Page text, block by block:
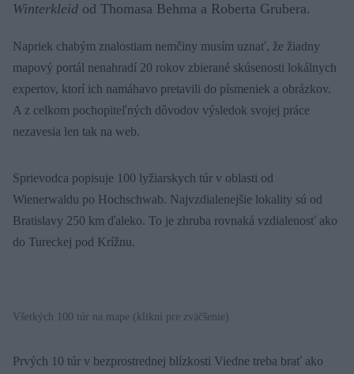
Winterkleid od Thomasa Behma a Roberta Grubera.
Napriek chabým znalostiam nemčiny musím uznať, že žiadny
mapový portál nenahradí 20 rokov zbierané skúsenosti lokálnych
expertov, ktorí ich namáhavo pretavili do písmeniek a obrázkov.
A z celkom pochopiteľných dôvodov výsledok svojej práce
nezavesia len tak na web.
Sprievodca popisuje 100 lyžiarskych túr v oblasti od
Wienerwaldu po Hochschwab. Najvzdialenejšie lokality sú od
Bratislavy 250 km ďaleko. To je zhruba rovnaká vzdialenosť ako
do Tureckej pod Krížnu.
Všetkých 100 túr na mape (klikni pre zväčšenie)
Prvých 10 túr v bezprostrednej blízkosti Viedne treba brať ako